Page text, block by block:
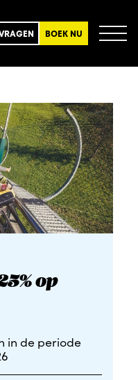
BOEK NU
op
in de periode